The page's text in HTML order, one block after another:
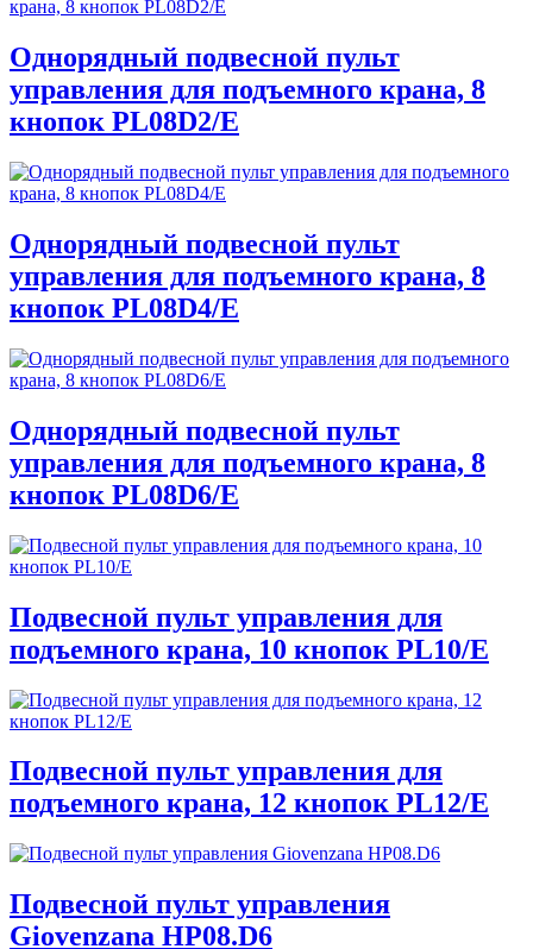
Однорядный подвесной пульт
управления для подъемного крана, 8
кнопок PL08D2/E
Однорядный подвесной пульт
управления для подъемного крана, 8
кнопок PL08D4/E
Однорядный подвесной пульт
управления для подъемного крана, 8
кнопок PL08D6/E
Подвесной пульт управления для
подъемного крана, 10 кнопок PL10/E
Подвесной пульт управления для
подъемного крана, 12 кнопок PL12/E
Подвесной пульт управления
Giovenzana HP08.D6